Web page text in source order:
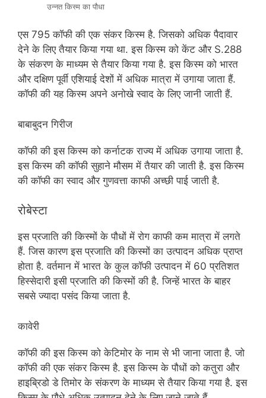
उन्नत किस्म का पौधा
एस 795 कॉफी की एक संकर किस्म है. जिसको अधिक पैदावार
देने के लिए तैयार किया गया था. इस किस्म को केंट और S.288
के संकरण के माध्यम से तैयार किया गया है. इस किस्म को भारत
और दक्षिण पूर्वी एशियाई देशों में अधिक मात्रा में उगाया जाता हैं.
कॉफी की यह किस्म अपने अनोखे स्वाद के लिए जानी जाती हैं.
बाबाबुदन गिरीज
कॉफी की इस किस्म को कर्नाटक राज्य में अधिक उगाया जाता है.
इस किस्म की कॉफी सुहाने मौसम में तैयार की जाती है. इस किस्म
की कॉफी का स्वाद और गुणवत्ता काफी अच्छी पाई जाती है.
रोबेस्टा
इस प्रजाति की किस्मों के पौधों में रोग काफी कम मात्रा में लगते
हैं. जिस कारण इस प्रजाति की किस्मों का उत्पादन अधिक प्राप्त
होता है. वर्तमान में भारत के कुल कॉफी उत्पादन में 60 प्रतिशत
हिस्सेदारी इसी प्रजाति की किस्मों की है. जिन्हें भारत के बाहर
सबसे ज्यादा पसंद किया जाता है.
कावेरी
कॉफी की इस किस्म को केटिमोर के नाम से भी जाना जाता है. जो
कॉफी की एक संकर किस्म है. इस किस्म के पौधों को कतुरा और
हाइब्रिडो डे तिमोर के संकरण के माध्यम से तैयार किया गया है. इस